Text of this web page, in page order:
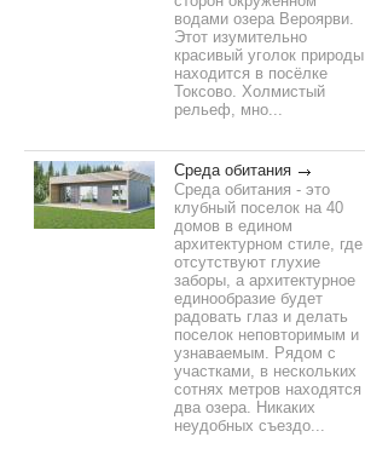
водами озера Вероярви.
Этот изумительно
красивый уголок природы
находится в посёлке
Токсово. Холмистый
рельеф, мно...
Среда обитания
Среда обитания - это
клубный поселок на 40
домов в едином
архитектурном стиле, где
отсутствуют глухие
заборы, а архитектурное
единообразие будет
радовать глаз и делать
поселок неповторимым и
узнаваемым. Рядом с
участками, в нескольких
сотнях метров находятся
два озера. Никаких
неудобных съездо...